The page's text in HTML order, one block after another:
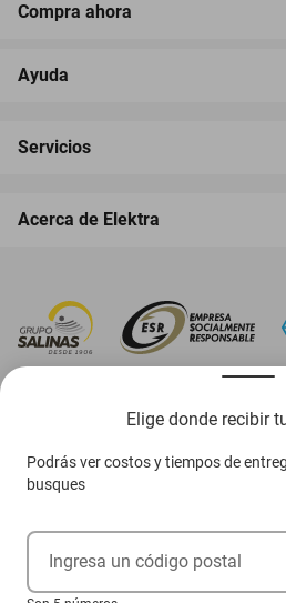
Elige donde recibir
Podrás ver costos y tiempos de
busques
Ingresa un código postal
Compra ahora
Ayuda
Servicios
Acerca de Elektra
Ejerce tus derechos ARCO
Términos y condiciones